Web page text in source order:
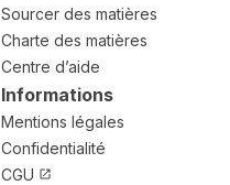
Sourcer des matières
Charte des matières
Centre d’aide
Informations
Mentions légales
Confidentialité
CGU